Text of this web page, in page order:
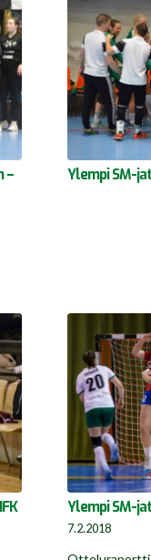
–
Ylempi SM-
Ylempi SM-
7.2.2018